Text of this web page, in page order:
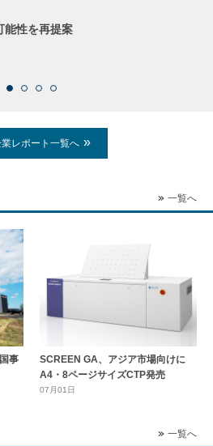
能性を再提案
レポート一覧へ
一覧へ
事
SCREEN GA、アジア市場向けに
A4・8ページサイズCTP発売
07月01日
一覧へ